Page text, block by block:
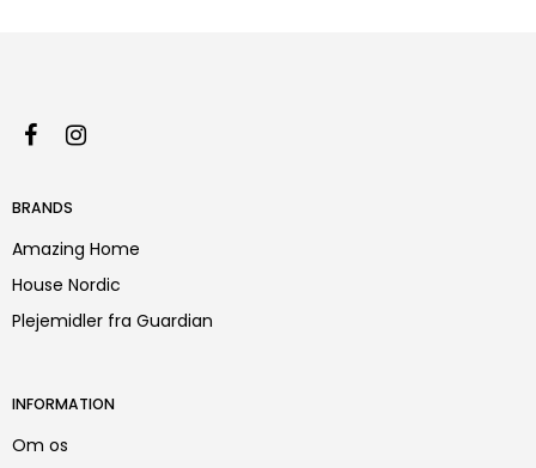
BRANDS
Amazing Home
House Nordic
Plejemidler fra Guardian
INFORMATION
Om os